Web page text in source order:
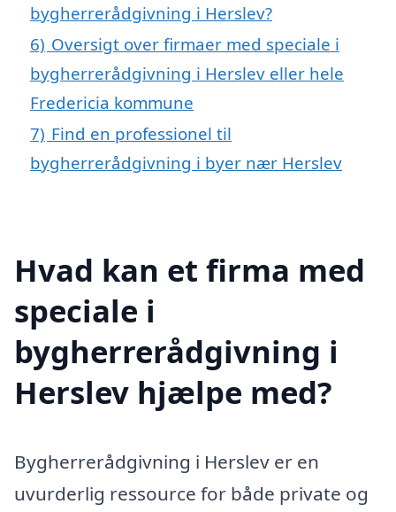
bygherrerådgivning i Herslev?
6) Oversigt over firmaer med speciale i
bygherrerådgivning i Herslev eller hele
Fredericia kommune
7) Find en professionel til
bygherrerådgivning i byer nær Herslev
Hvad kan et firma med
speciale i
bygherrerådgivning i
Herslev hjælpe med?
Bygherrerådgivning i Herslev er en
uvurderlig ressource for både private og